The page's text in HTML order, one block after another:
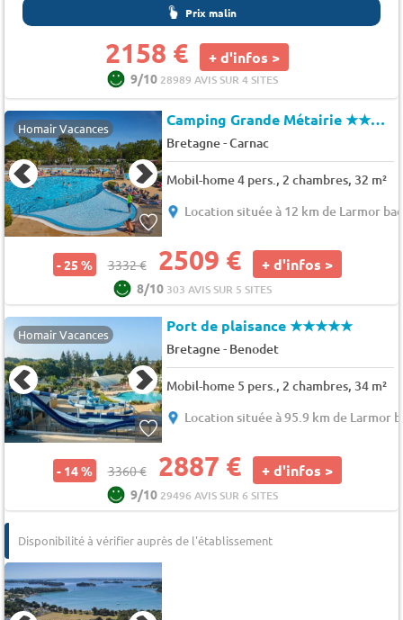
Prix malin
2158 € + d'infos >
9/10 28989 AVIS SUR 4 SITES
Homair Vacances Camping Grande Métairie★★★★★
Bretagne-Carnac
Mobil-home 4 pers., 2 chambres, 32 m²
Location située à 12 km de Larmor
- 25 % 3332 € 2509 € + d'infos >
8/10 303 AVIS SUR 5 SITES
Homair Vacances Port de plaisance★★★★★
Bretagne- Benodet
Mobil-home 5 pers., 2 chambres, 34 m²
Location située à 95.9 km de Larmor
- 14 % 3360 € 2887 € + d'infos >
9/10 29496 AVIS SUR 6 SITES
Disponibilité à vérifier auprès de l'établissement